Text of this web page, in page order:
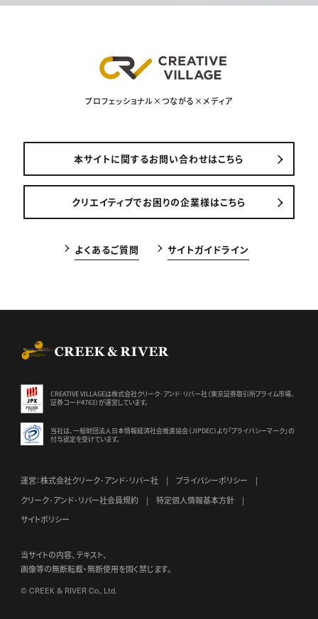
プロフェッショナル×つながる×メディア
本サイトに関するお問い合わせはこちら
クリエイティブでお困りの企業様はこちら
よくあるご質問 サイトガイドライン
CREATIVE VILLAGEは株式会社クリーク･アンド･リバー社（東京証券取引所プライム市場、
証券コード4763）が運営しています。
当社は、一般財団法人日本情報経済社会推進協会（JIPDEC）より 「プライバシーマーク」の
付与認定を受けています。
運営：株式会社クリーク･アンド･リバー社
プライバシーポリシー
クリーク･アンド･リバー社会員規約
特定個人情報基本方針
サイトポリシー
当サイトの内容、テキスト、
画像等の無断転載・無断使用を固く禁じます。
© CREEK & RIVER Co., Ltd.